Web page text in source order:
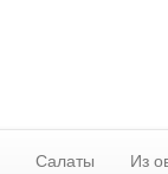
Салаты Из